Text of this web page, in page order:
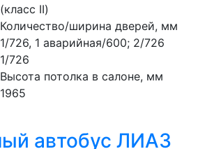
(класс II)
Количество/ширина дверей, мм
1/726, 1 аварийная/600; 2/726
1/726
Высота потолка в салоне, мм
1965
автобус ЛИАЗ